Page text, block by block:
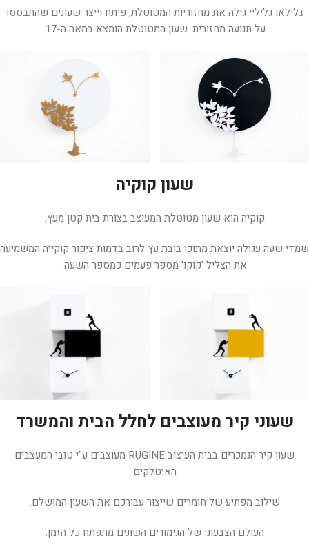
גלילאו גליליי גילה את מחזוריות המטוטלת, פיתח וייצר שעונים שהתבססו
על תנועה מחזורית. שעון המטוטלת הומצא במאה ה-17.
שעון קוקיה
קוקיה הוא שעון מטוטלת המעוצב בצורת בית קטן מעץ,
שמדי שעה עגולה יוצאת מתוכו בובת עץ לרוב בדמות ציפור קוקייה המשמיעה
את הצליל 'קוקו' מספר פעמים כמספר השעה.
שעוני קיר מעוצבים לחלל הבית והמשרד
שעון קיר הנמכרים בבית העיצוב RUGINE מעוצבים ע"י טובי המעצבים
האיטלקים
שילוב מפתיע של חומרים שייצור עבורכם את השעון המושלם.
העולם הצבעוני של הגימורים השונים מתפתח כל הזמן.